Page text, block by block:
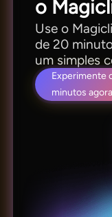
o
Use o
de 20
um simples
Experimente
minutos agora